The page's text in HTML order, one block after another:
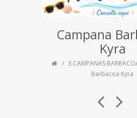
Campana
Kyra
3.CAMPANAS
Barbacoa Kyra